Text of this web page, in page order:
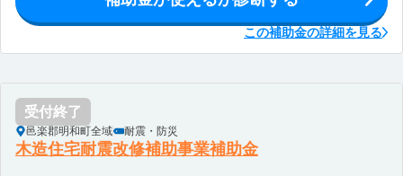
この補助金の詳細を見る
受付終了
邑楽郡明和町全域 耐震・防災
木造住宅耐震改修補助事業補助金